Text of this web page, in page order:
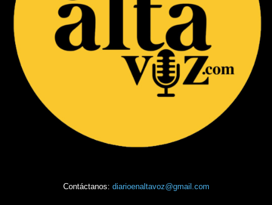
Contáctanos: diarioenaltavoz@gmail.com